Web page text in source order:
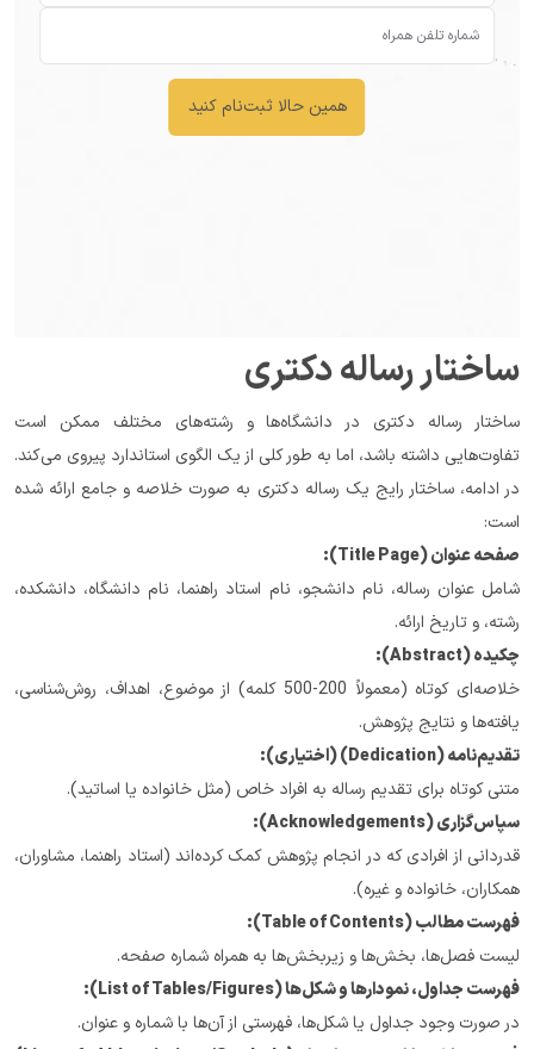
همین حالا ثبت‌نام کنید
ساختار رساله دکتری
است:
صفحه عنوان (Title Page):
رشته، و تاریخ ارائه.
چکیده (Abstract):
یافته‌ها و نتایج پژوهش.
تقدیم‌نامه (Dedication) (اختیاری):
متنی کوتاه برای تقدیم رساله به افراد خاص (مثل خانواده یا اساتید).
سپاس‌گزاری (Acknowledgements):
همکاران، خانواده و غیره).
فهرست مطالب (Table of Contents):
لیست فصل‌ها، بخش‌ها و زیربخش‌ها به همراه شماره صفحه.
فهرست جداول، نمودارها و شکل‌ها (List of Tables/Figures):
در صورت وجود جداول یا شکل‌ها، فهرستی از آن‌ها با شماره و عنوان.